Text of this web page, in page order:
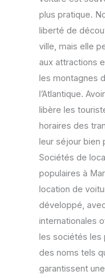
plus pratique.
liberté de
ville, mais elle
aux attractions
les montagnes
l’Atlantique.
libère les
horaires des
leur séjour bien
Sociétés de
populaires à
location de
développé,
internationales
les sociétés les
des noms tels
garantissent